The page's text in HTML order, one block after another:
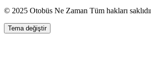
© 2025 Otobüs Ne Zaman Tüm hakları
Tema değiştir